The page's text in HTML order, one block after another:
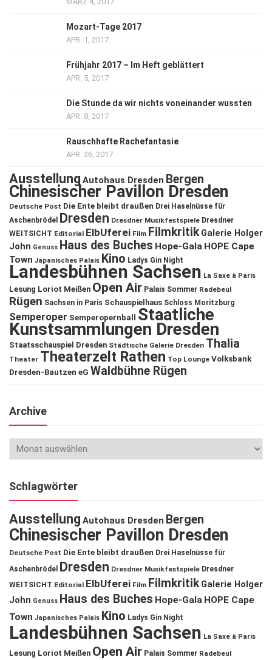
Mozart-Tage 2017
APR. 1, 2017
Frühjahr 2017 – Im Heft geblättert
APR. 5, 2017
Die Stunde da wir nichts voneinander wussten
APR. 8, 2017
Rauschhafte Rachefantasie
APR. 26, 2017
Ausstellung Autohaus Dresden Bergen
Chinesischer Pavillon Dresden
Deutsche Post Die Ente bleibt draußen Drei Haselnüsse für
Aschenbrödel
Dresden Dresdner Musikfestspiele Dresdner
WEITSICHT Editorial ElbUferei Film Filmkritik Galerie Holger
John Genuss Haus des Buches Hope-Gala HOPE Cape
Town Japanisches Palais Kino Ladys Gin Night
Landesbühnen Sachsen La Saxe à Paris
Lesung Loriot Meißen Open Air Palais Sommer Radebeul
Rügen Sachsen in Paris Schauspielhaus Schloss Moritzburg
Semperoper Semperopernball Staatliche
Kunstsammlungen Dresden
Staatsschauspiel Dresden Städtische Galerie Dresden Thalia
Theater Theaterzelt Rathen Top Lounge Volksbank
Dresden-Bautzen eG Waldbühne Rügen
Archive
Schlagwörter
Ausstellung Autohaus Dresden Bergen
Chinesischer Pavillon Dresden
Deutsche Post Die Ente bleibt draußen Drei Haselnüsse für
Aschenbrödel
Dresden Dresdner Musikfestspiele Dresdner
WEITSICHT Editorial ElbUferei Film Filmkritik Galerie Holger
John Genuss Haus des Buches Hope-Gala HOPE Cape
Town Japanisches Palais Kino Ladys Gin Night
Landesbühnen Sachsen La Saxe à Paris
Lesung Loriot Meißen Open Air Palais Sommer Radebeul